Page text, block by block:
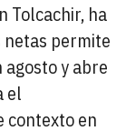
Tolcachir, ha
netas permite
y abre
el
contexto en